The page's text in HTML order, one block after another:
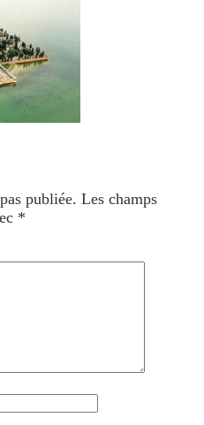
publiée. Les champs
*